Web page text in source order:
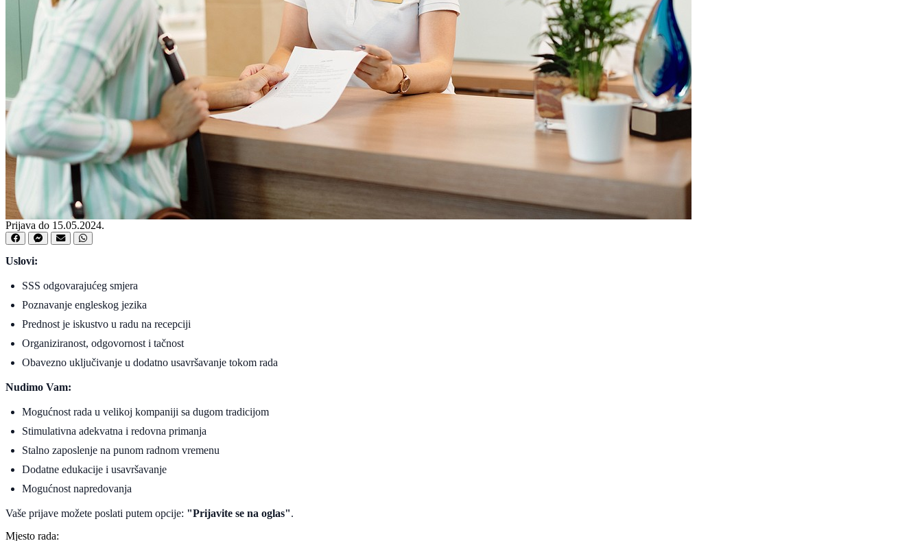
Prijava do 15.05.2024.
Uslovi:
SSS odgovarajućeg smjera
Poznavanje engleskog jezika
Prednost je iskustvo u radu na recepciji
Organiziranost, odgovornost i tačnost
Obavezno uključivanje u dodatno usavršavanje tokom rada
Nudimo Vam:
Mogućnost rada u velikoj kompaniji sa dugom tradicijom
Stimulativna adekvatna i redovna primanja
Stalno zaposlenje na punom radnom vremenu
Dodatne edukacije i usavršavanje
Mogućnost napredovanja
Vaše prijave možete poslati putem opcije: "Prijavite se na oglas".
Mjesto rada: